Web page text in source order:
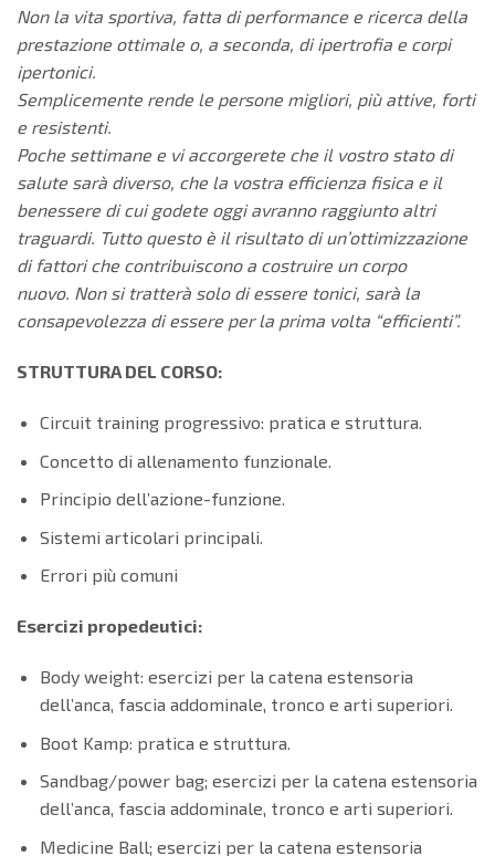
Non la vita sportiva, fatta di performance e ricerca della
prestazione ottimale o, a seconda, di ipertrofia e corpi
ipertonici.
Semplicemente rende le persone migliori, più attive, forti
e resistenti.
Poche settimane e vi accorgerete che il vostro stato di
salute sarà diverso, che la vostra efficienza fisica e il
benessere di cui godete oggi avranno raggiunto altri
traguardi. Tutto questo è il risultato di un’ottimizzazione
di fattori che contribuiscono a costruire un corpo
nuovo. Non si tratterà solo di essere tonici, sarà la
consapevolezza di essere per la prima volta “efficienti”.
STRUTTURA DEL CORSO:
Circuit training progressivo: pratica e struttura.
Concetto di allenamento funzionale.
Principio dell’azione-funzione.
Sistemi articolari principali.
Errori più comuni
Esercizi propedeutici:
Body weight: esercizi per la catena estensoria
dell’anca, fascia addominale, tronco e arti superiori.
Boot Kamp: pratica e struttura.
Sandbag/power bag; esercizi per la catena estensoria
dell’anca, fascia addominale, tronco e arti superiori.
Medicine Ball; esercizi per la catena estensoria